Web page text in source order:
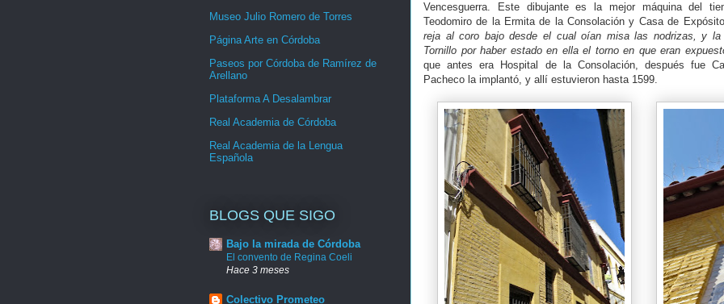
Vencesguerra. Este dibujante es la mejor máquina del
Teodomiro de la Ermita de la Consolación y Casa de
reja al coro bajo desde el cual oían misa las nodrizas, y
Tornillo por haber estado en ella el torno en que eran
que antes era Hospital de la Consolación, después fue
Pacheco la implantó, y allí estuvieron hasta 1599.
Museo Julio Romero de Torres
Página Arte en Córdoba
Paseos por Córdoba de Ramírez de
Arellano
Plataforma A Desalambrar
Real Academia de Córdoba
Real Academia de la Lengua
Española
BLOGS QUE SIGO
Bajo la mirada de Córdoba
El convento de Regina Coeli
Hace 3 meses
Colectivo Prometeo